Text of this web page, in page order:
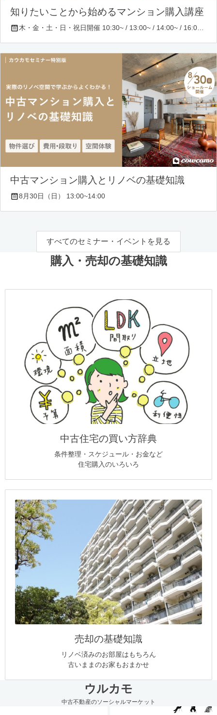
知りたいことから始めるマンション購入講座
木・金・土・日・祝日開催 10:30~ / 13:00~ / 14:00~ / 16:00~ / 17:00~/ 18:30~/ 19:30~
中古マンション購入とリノベの基礎知識
8月30日（日） 13:00~14:00
すべてのセミナー・イベントを見る
購入・売却の基礎知識
中古住宅の買い方辞典
条件整理・スケジュール・お金など
住宅購入のいろいろ
売却の基礎知識
リノベ済みのお部屋はもちろん
古いままのお家もおまかせ
ウルカモ
中古不動産のソーシャルマーケット